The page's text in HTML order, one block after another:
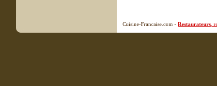
Cuisine-Francaise.com - Restaurateurs ,